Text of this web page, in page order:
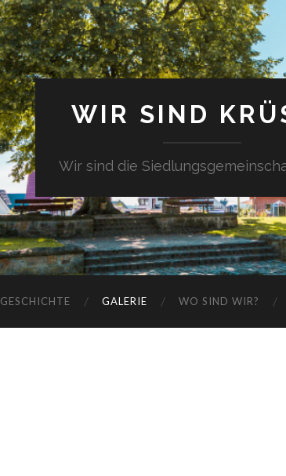
WIR SIND
Wir sind die
GESCHICHTE GALERIE WO SIND WIR?